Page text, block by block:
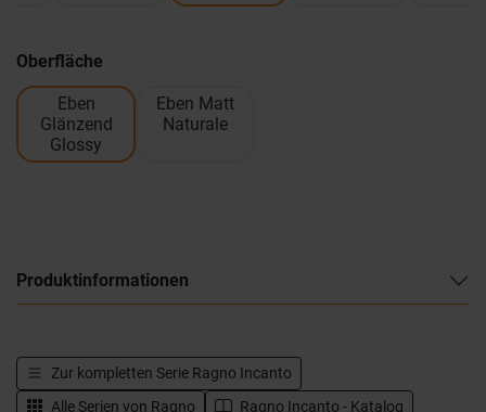
Oberfläche
Eben
Glänzend
Glossy
Eben Matt
Naturale
Produktinformationen
Zur kompletten Serie Ragno Incanto
Alle Serien von Ragno
Ragno Incanto - Katalog